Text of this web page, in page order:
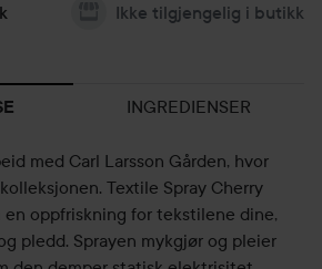
Ikke tilgjengelig i butikk
INGREDIENSER
med Carl Larsson Gården, hvor
Textile Spray Cherry
en oppfriskning for tekstilene dine,
pledd. Sprayen mykgjør og pleier